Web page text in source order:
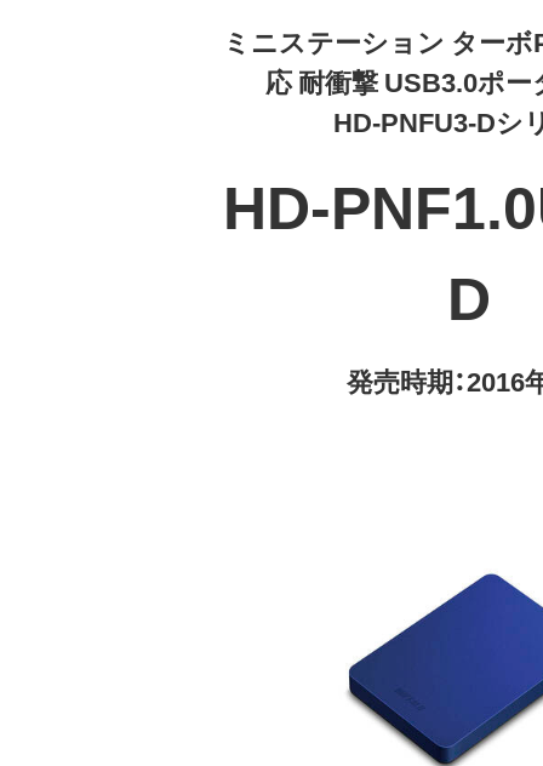
ミニステーション ター
応 耐衝撃 USB3.0ポ
HD-PNFU3-Dシ
HD-
D
発売時期：2016